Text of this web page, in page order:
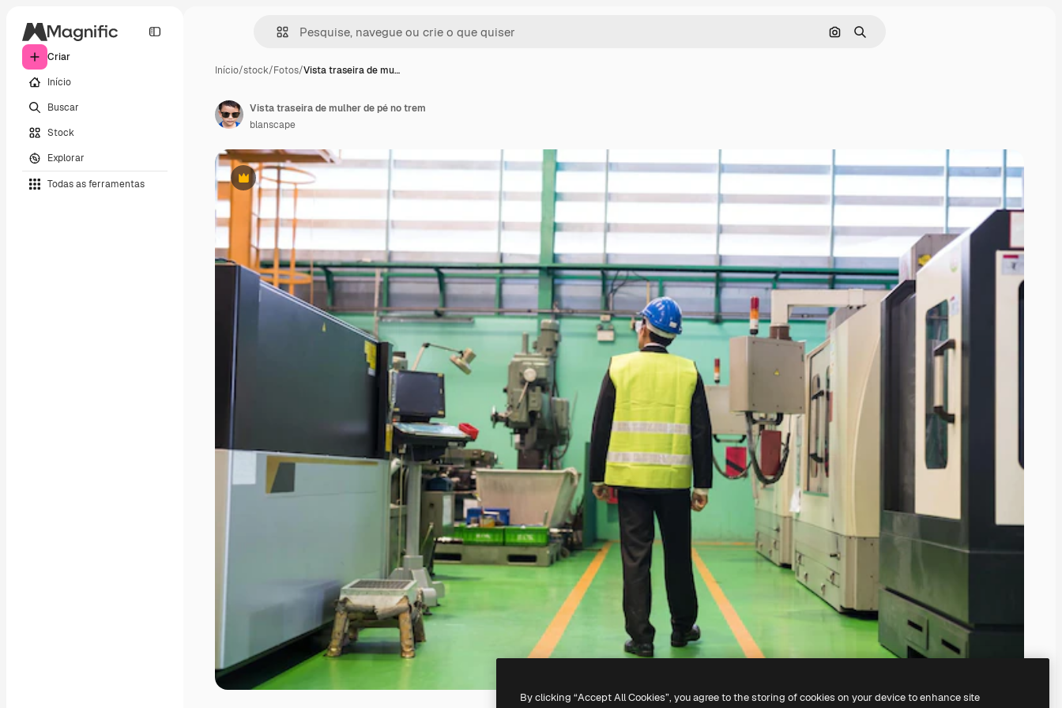
Criar
Início
Buscar
Stock
Explorar
Todas as ferramentas
Pesquisar por imagem
Buscar
Início/stock/Fotos/Vista traseira de mu…
Premium
Vista traseira de mulher de pé no trem
blanscape
By clicking “Accept All Cookies”, you agree to the storing of cookies on your device to enhance site